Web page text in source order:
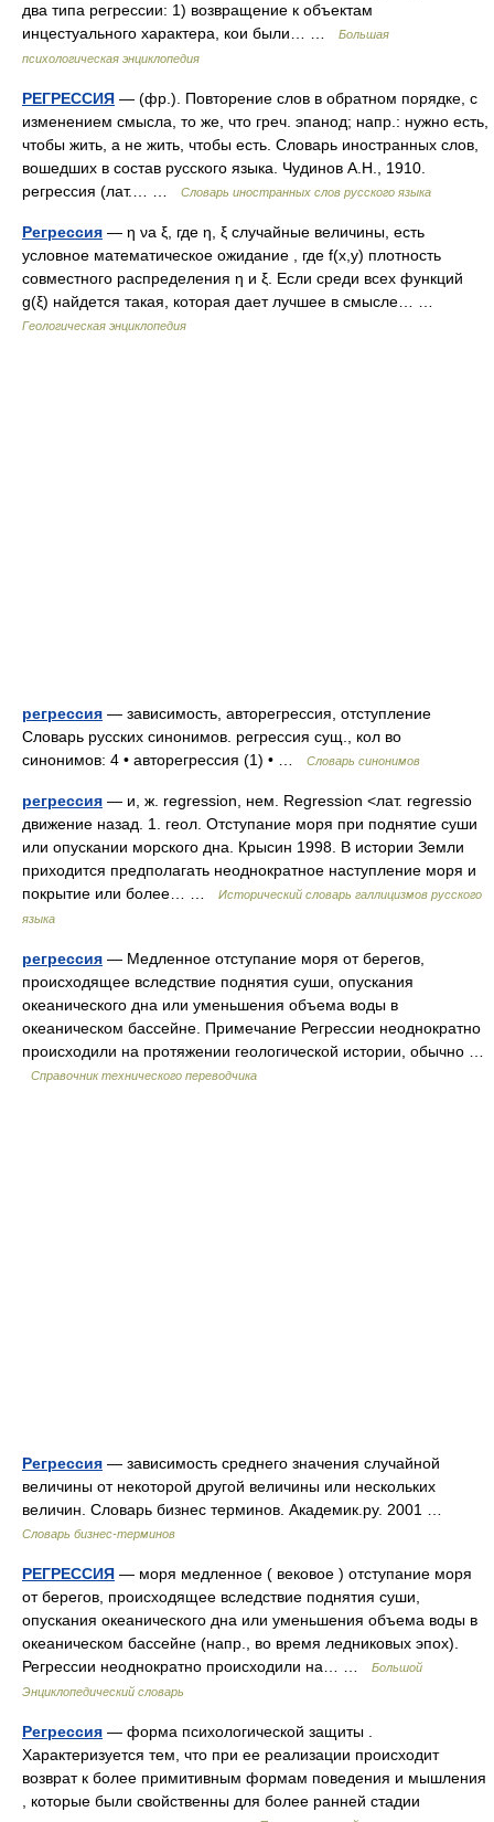
два типа регрессии: 1) возвращение к объектам
инцестуального характера, кои были… …
Большая
психологическая энциклопедия
РЕГРЕССИЯ — (фр.). Повторение слов в обратном порядке, с
изменением смысла, то же, что греч. эпанод; напр.: нужно есть,
чтобы жить, а не жить, чтобы есть. Словарь иностранных слов,
вошедших в состав русского языка. Чудинов А.Н., 1910.
регрессия (лат.… …
Словарь иностранных слов русского языка
Регрессия — η νа ξ, где η, ξ случайные величины, есть
условное математическое ожидание , где f(x,y) плотность
совместного распределения η и ξ. Если среди всех функций
g(ξ) найдется такая, которая дает лучшее в смысле… …
Геологическая энциклопедия
регрессия — зависимость, авторегрессия, отступление
Словарь русских синонимов. регрессия сущ., кол во
синонимов: 4 • авторегрессия (1) • …
Словарь синонимов
регрессия — и, ж. regression, нем. Regression <лат. regressio
движение назад. 1. геол. Отступание моря при поднятие суши
или опускании морского дна. Крысин 1998. В истории Земли
приходится предполагать неоднократное наступление моря и
покрытие или более… …
Исторический словарь галлицизмов русского
языка
регрессия — Медленное отступание моря от берегов,
происходящее вследствие поднятия суши, опускания
океанического дна или уменьшения объема воды в
океаническом бассейне. Примечание Регрессии неоднократно
происходили на протяжении геологической истории, обычно …
Справочник технического переводчика
Регрессия — зависимость среднего значения случайной
величины от некоторой другой величины или нескольких
величин. Словарь бизнес терминов. Академик.ру. 2001 …
Словарь бизнес-терминов
РЕГРЕССИЯ — моря медленное ( вековое ) отступание моря
от берегов, происходящее вследствие поднятия суши,
опускания океанического дна или уменьшения объема воды в
океаническом бассейне (напр., во время ледниковых эпох).
Регрессии неоднократно происходили на… …
Большой
Энциклопедический словарь
Регрессия — форма психологической защиты .
Характеризуется тем, что при ее реализации происходит
возврат к более примитивным формам поведения и мышления
, которые были свойственны для более ранней стадии